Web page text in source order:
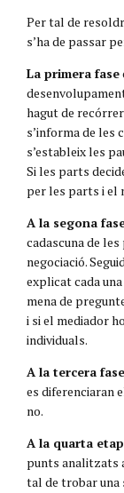
Per tal de
s’ha de passar
La primera fase
hagut de
s’informa de les
s’estableix les
Si les parts
per les parts i el
A la segona
cadascuna de les
negociació.
explicat cada
mena de
i si el mediador
individuals.
A la tercera fase
es diferenciaran
no.
A la quarta
punts analitzats
tal de trobar una